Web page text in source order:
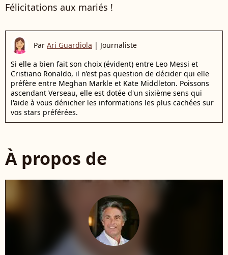
Félicitations aux mariés !
Par Ari Guardiola | Journaliste
Si elle a bien fait son choix (évident) entre Leo Messi et
Cristiano Ronaldo, il n’est pas question de décider qui elle
préfère entre Meghan Markle et Kate Middleton. Poissons
ascendant Verseau, elle est dotée d'un sixième sens qui
l'aide à vous dénicher les informations les plus cachées sur
vos stars préférées.
À propos de